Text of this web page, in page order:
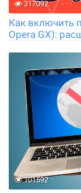
317092
Как включить
Opera GX):
101592